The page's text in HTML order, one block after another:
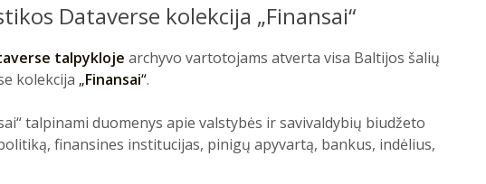
Dataverse kolekcija „Finansai“
talpykloje archyvo vartotojams atverta visa Baltijos šalių
kolekcija „Finansai“.
talpinami duomenys apie valstybės ir savivaldybių biudžeto
finansines institucijas, pinigų apyvartą, bankus, indėlius,